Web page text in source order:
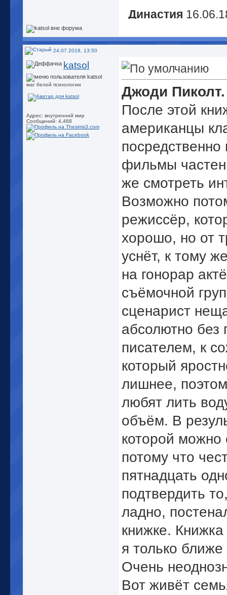
Династия
У меня
24.07.2018, 13:50
katsol
маг белой психологии
Адрес: внутренний мир
Сообщений: 4,468
Джоди
После этой
американцы
фильмы
же смотреть
Возможно
режиссёр,
хорошо, но от
уснёт, к тому
на гонорар
съёмочной
сценарист
абсолютно без
писателем, к
который
лишнее,
любят лить
объём. В
которой можно
потому что
пятнадцать
подтвердить
ладно,
книжке.
я только
Очень
Вот живёт